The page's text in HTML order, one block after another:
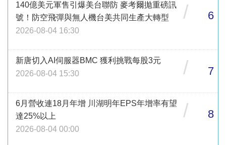
140億美元軍售引爆美台聯防 麥考爾拋重磅訊
號！防空飛彈與無人機台美共同生產大轉型
2026-08-04 16:30
/ 6
新唐切入AI伺服器BMC 獲利挑戰每股3元
2026-08-04 15:30
/ 7
6月營收連18月年增 川湖明年EPS年增率有望
達25%以上
2026-08-04 00:00
/ 8